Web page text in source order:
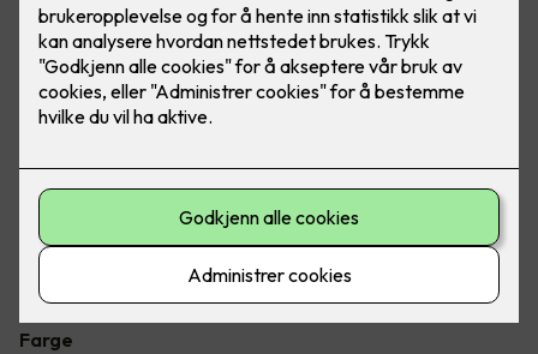
4 stk hvite LED downlights
rehab inkl. LED dimmer
Ferdig montert - Junistar ECO 2700 m/ LED
Flott LED downlight med 42 graders spredning og 30
graders vipp i to retninger til innendørs bruke, inkl. LED
dimmer. Inkludert montering.
Farge